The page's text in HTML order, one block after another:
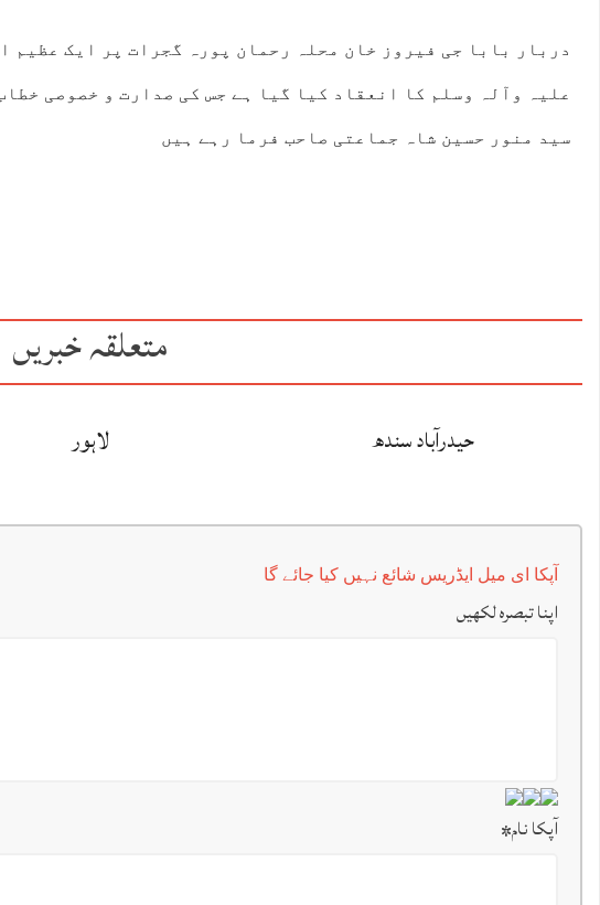
دربار بابا جی فیروز خان محلہ رحمان پورہ گجرات پر ایک عظیم
علیہ وآلہ وسلم کا انعقاد کیا گیا ہے جس کی صدارت و خصوصی
سید منور حسین شاہ جماعتی صاحب فرما رہے ہیں
متعلقہ خبریں
حیدرآباد سندھ لاہور
آپکا ای میل ایڈریس شائع نہیں کیا جائے گا
اپنا تبصرہ لکھیں
آپکا نام*